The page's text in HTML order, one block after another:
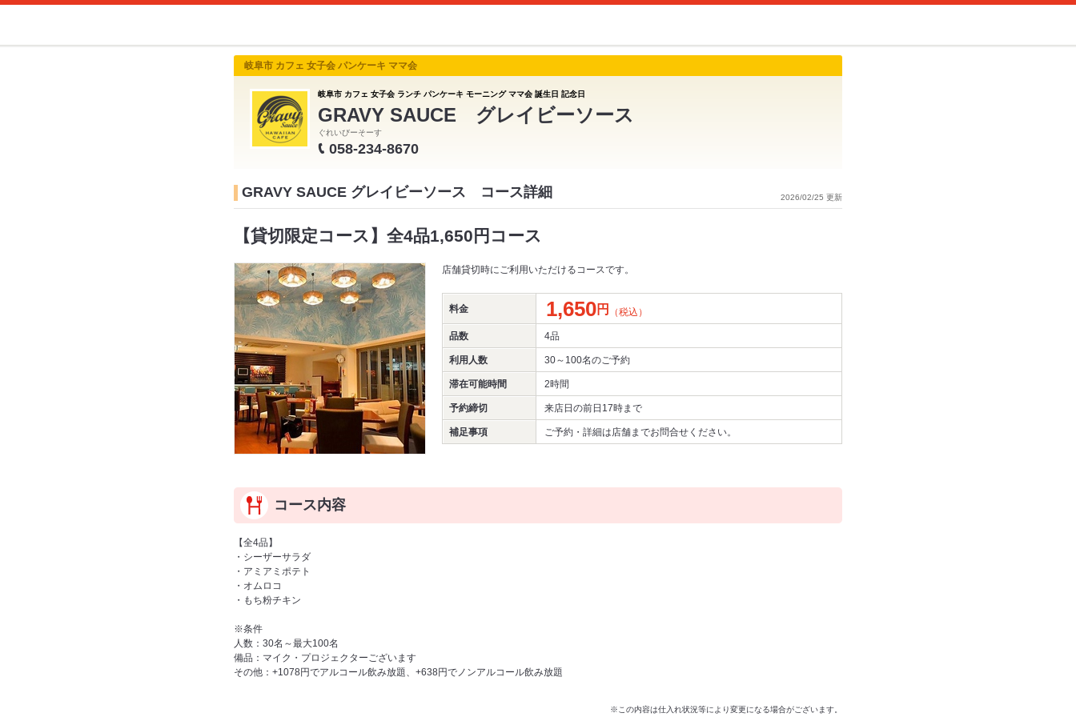
岐阜市 カフェ 女子会 パンケーキ ママ会
岐阜市 カフェ 女子会 ランチ パンケーキ モーニング ママ会 誕生日 記念日
GRAVY SAUCE グレイビーソース
ぐれいびーそーす
058-234-8670
2026/02/25 更新
GRAVY SAUCE グレイビーソース コース詳細
【貸切限定コース】全4品1,650円コース
店舗貸切時にご利用いただけるコースです。
料金 1,650円 （税込）
品数 4品
利用人数 30～100名のご予約
滞在可能時間 2時間
予約締切 来店日の前日17時まで
補足事項 ご予約・詳細は店舗までお問合せください。
コース内容
【全4品】
・シーザーサラダ
・アミアミポテト
・オムロコ
・もち粉チキン
※条件
人数：30名～最大100名
備品：マイク・プロジェクターございます
その他：+1078円でアルコール飲み放題、+638円でノンアルコール飲み放題
※この内容は仕入れ状況等により変更になる場合がございます。